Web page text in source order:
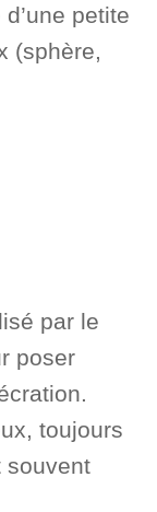
petite
(sphère,
par le
poser
toujours
souvent